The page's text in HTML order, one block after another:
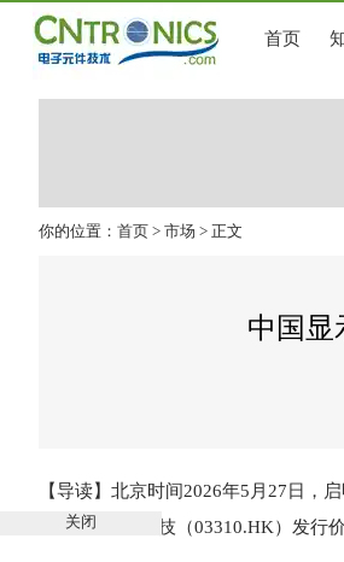
首页
你的位置： 首页 > 市场 > 正文
中国显
【导读】北京时间2026年5月27日，
IPO。云英谷科技（03310.HK）发行
关闭